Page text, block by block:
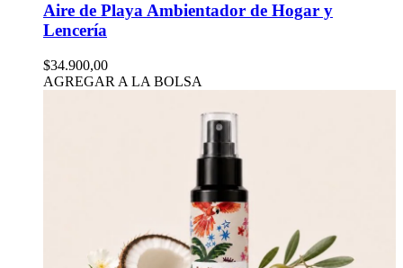
Aire de Playa Ambientador de Hogar y
Lencería
$34.900,00
AGREGAR A LA BOLSA